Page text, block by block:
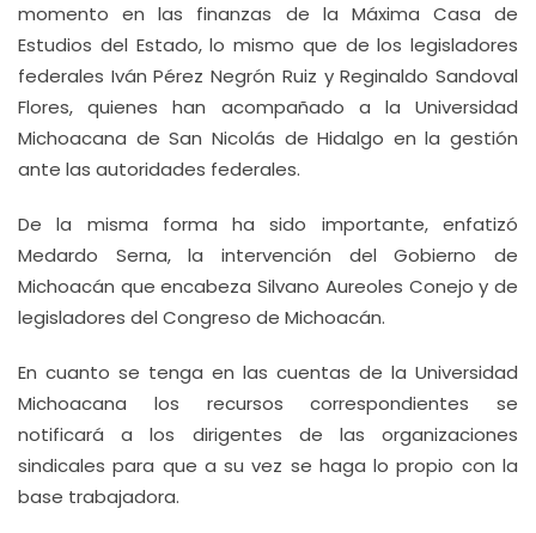
momento en las finanzas de la Máxima Casa de
Estudios del Estado, lo mismo que de los legisladores
federales Iván Pérez Negrón Ruiz y Reginaldo Sandoval
Flores, quienes han acompañado a la Universidad
Michoacana de San Nicolás de Hidalgo en la gestión
ante las autoridades federales.
De la misma forma ha sido importante, enfatizó
Medardo Serna, la intervención del Gobierno de
Michoacán que encabeza Silvano Aureoles Conejo y de
legisladores del Congreso de Michoacán.
En cuanto se tenga en las cuentas de la Universidad
Michoacana los recursos correspondientes se
notificará a los dirigentes de las organizaciones
sindicales para que a su vez se haga lo propio con la
base trabajadora.